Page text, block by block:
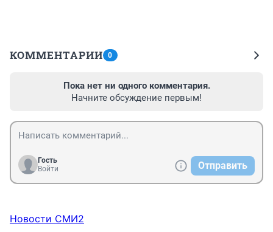
КОММЕНТАРИИ 0
Пока нет ни одного комментария.
Начните обсуждение первым!
Гость
Войти
Отправить
Новости СМИ2